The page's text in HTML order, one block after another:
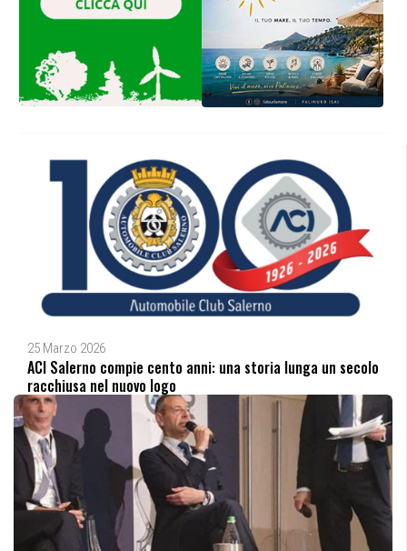
25 Marzo 2026
ACI Salerno compie cento anni: una storia lunga un secolo
racchiusa nel nuovo logo